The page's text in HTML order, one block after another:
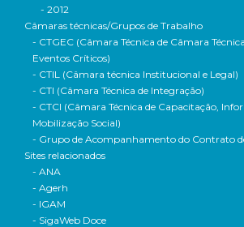
- 2012
Câmaras técnicas/Grupos de Trabalho
- CTGEC (Câmara Técnica de Câmara
Eventos Críticos)
- CTIL (Câmara técnica Institucional e Legal)
- CTI (Câmara Técnica de Integração)
- CTCI (Câmara Técnica de Capacitação,
Mobilização Social)
- Grupo de Acompanhamento do Contrato
Sites relacionados
- ANA
- Agerh
- IGAM
- SigaWeb Doce